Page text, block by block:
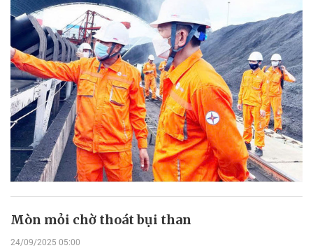
Mòn mỏi chờ thoát bụi than
24/09/2025 05:00